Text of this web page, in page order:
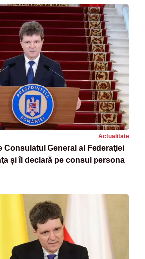
Actualitate
Consulatul General al Federaţiei
și îl declară pe consul persona